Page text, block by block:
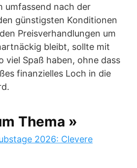
umfassend nach der
günstigsten Konditionen
Preisverhandlungen um
bleibt, sollte mit
viel Spaß haben, ohne dass
finanzielles Loch in die
Thema »
2026: Clevere